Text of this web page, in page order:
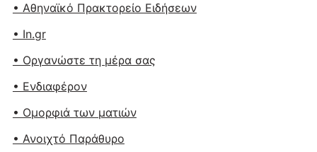
• Αθηναϊκό Πρακτορείο Ειδήσεων
• In.gr
• Οργανώστε τη μέρα σας
• Ενδιαφέρον
• Ομορφιά των ματιών
• Ανοιχτό Παράθυρο